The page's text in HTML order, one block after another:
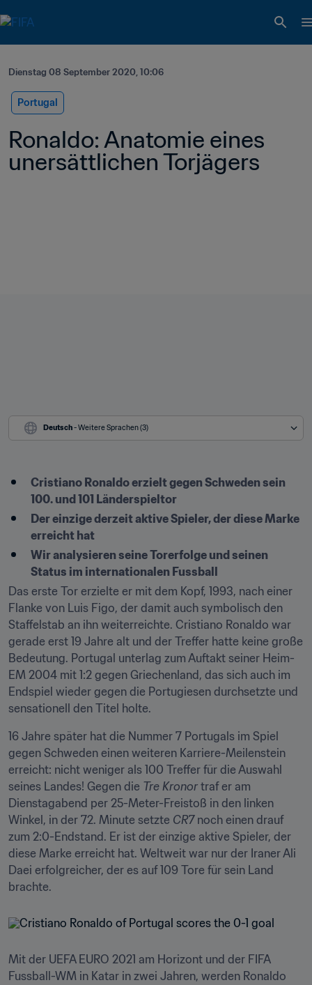
Dienstag 08 September 2020, 10:06
Portugal
Ronaldo: Anatomie eines
unersättlichen Torjägers
Deutsch - Weitere Sprachen (3)
Cristiano Ronaldo erzielt gegen Schweden sein
100. und 101 Länderspieltor
Der einzige derzeit aktive Spieler, der diese Marke
erreicht hat
Wir analysieren seine Torerfolge und seinen
Status im internationalen Fussball
Das erste Tor erzielte er mit dem Kopf, 1993, nach einer
Flanke von Luis Figo, der damit auch symbolisch den
Staffelstab an ihn weiterreichte. Cristiano Ronaldo war
gerade erst 19 Jahre alt und der Treffer hatte keine große
Bedeutung. Portugal unterlag zum Auftakt seiner Heim-
EM 2004 mit 1:2 gegen Griechenland, das sich auch im
Endspiel wieder gegen die Portugiesen durchsetzte und
sensationell den Titel holte.
16 Jahre später hat die Nummer 7 Portugals im Spiel
gegen Schweden einen weiteren Karriere-Meilenstein
erreicht: nicht weniger als 100 Treffer für die Auswahl
seines Landes! Gegen die Tre Kronor traf er am
Dienstagabend per 25-Meter-Freistoß in den linken
Winkel, in der 72. Minute setzte CR7 noch einen drauf
zum 2:0-Endstand. Er ist der einzige aktive Spieler, der
diese Marke erreicht hat. Weltweit war nur der Iraner Ali
Daei erfolgreicher, der es auf 109 Tore für sein Land
brachte.
Mit der UEFA EURO 2021 am Horizont und der FIFA
Fussball-WM in Katar in zwei Jahren, werden Ronaldo